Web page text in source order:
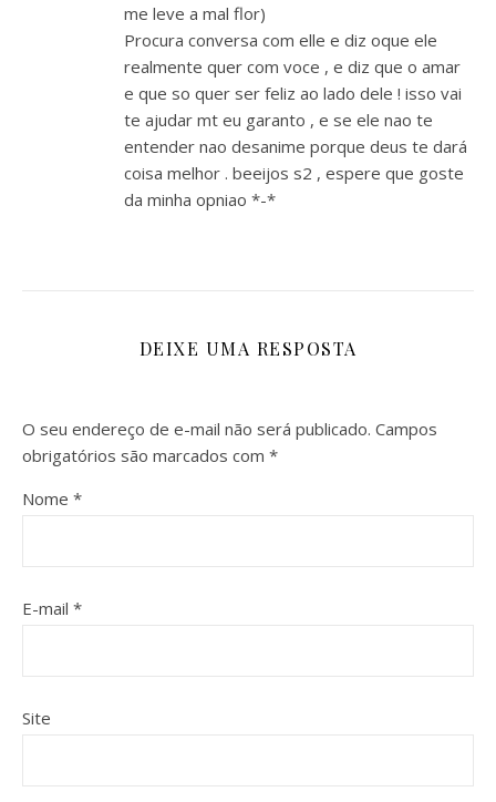
me leve a mal flor)
Procura conversa com elle e diz oque ele
realmente quer com voce , e diz que o amar
e que so quer ser feliz ao lado dele ! isso vai
te ajudar mt eu garanto , e se ele nao te
entender nao desanime porque deus te dará
coisa melhor . beeijos s2 , espere que goste
da minha opniao *-*
DEIXE UMA RESPOSTA
O seu endereço de e-mail não será publicado. Campos
obrigatórios são marcados com *
Nome *
E-mail *
Site